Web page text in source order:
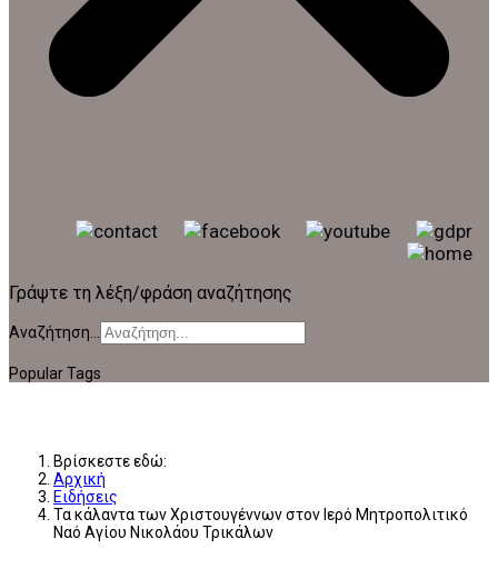
Γράψτε τη λέξη/φράση αναζήτησης
Αναζήτηση...
Popular Tags
Βρίσκεστε εδώ:
Αρχική
Ειδήσεις
Τα κάλαντα των Χριστουγέννων στον Ιερό Μητροπολιτικό
Ναό Αγίου Νικολάου Τρικάλων